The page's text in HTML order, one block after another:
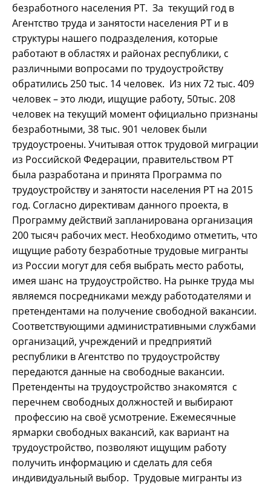
безработного населения РТ. За текущий год в
Агентство труда и занятости населения РТ и в
структуры нашего подразделения, которые
работают в областях и районах республики, с
различными вопросами по трудоустройству
обратились 250 тыс. 14 человек. Из них 72 тыс. 409
человек – это люди, ищущие работу, 50тыс. 208
человек на текущий момент официально признаны
безработными, 38 тыс. 901 человек были
трудоустроены. Учитывая отток трудовой миграции
из Российской Федерации, правительством РТ
была разработана и принята Программа по
трудоустройству и занятости населения РТ на 2015
год. Согласно директивам данного проекта, в
Программу действий запланирована организация
200 тысяч рабочих мест. Необходимо отметить, что
ищущие работу безработные трудовые мигранты
из России могут для себя выбрать место работы,
имея шанс на трудоустройство. На рынке труда мы
являемся посредниками между работодателями и
претендентами на получение свободной вакансии.
Соответствующими административными службами
организаций, учреждений и предприятий
республики в Агентство по трудоустройству
передаются данные на свободные вакансии.
Претенденты на трудоустройство знакомятся с
перечнем свободных должностей и выбирают
профессию на своё усмотрение. Ежемесячные
ярмарки свободных вакансий, как вариант на
трудоустройство, позволяют ищущим работу
получить информацию и сделать для себя
индивидуальный выбор. Трудовые мигранты из